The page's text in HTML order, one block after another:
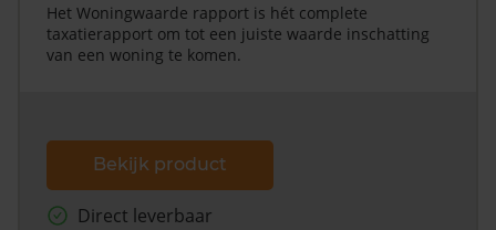
Het Woningwaarde rapport is hét complete
taxatierapport om tot een juiste waarde inschatting
van een woning te komen.
Bekijk product
Direct leverbaar